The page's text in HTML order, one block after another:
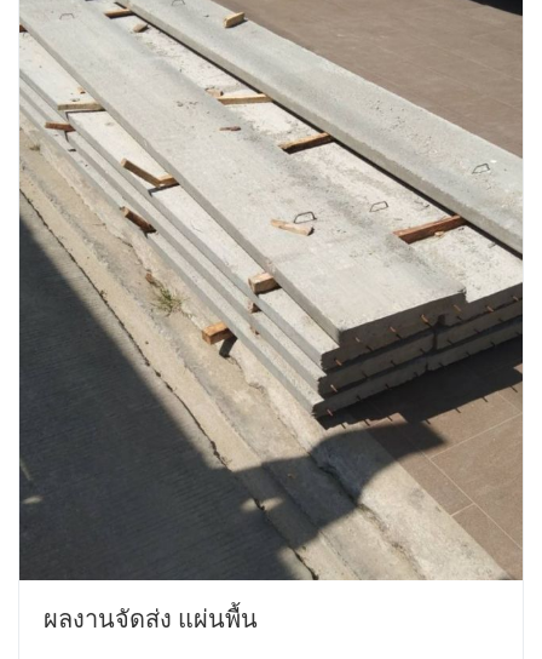
ผลงานจัดส่ง แผ่นพื้น